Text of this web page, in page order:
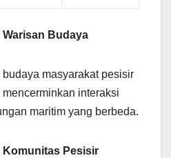
Budaya
masyarakat pesisir
interaksi
maritim yang berbeda.
Komunitas Pesisir